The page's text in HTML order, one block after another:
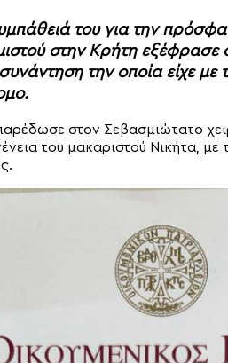
του για την
στην Κρήτη εξέφρασε
την οποία είχε με
στον Σεβασμιώτατο
του μακαριστού Νικήτα,